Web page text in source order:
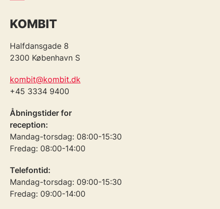
KOMBIT
Halfdansgade 8
2300 København S
kombit@kombit.dk
+45 3334 9400
Åbningstider for
reception:
Mandag-torsdag: 08:00-15:30
Fredag: 08:00-14:00
Telefontid:
Mandag-torsdag: 09:00-15:30
Fredag: 09:00-14:00